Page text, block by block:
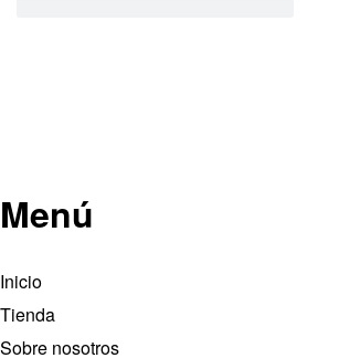
Menú
Inicio
Tienda
Sobre nosotros